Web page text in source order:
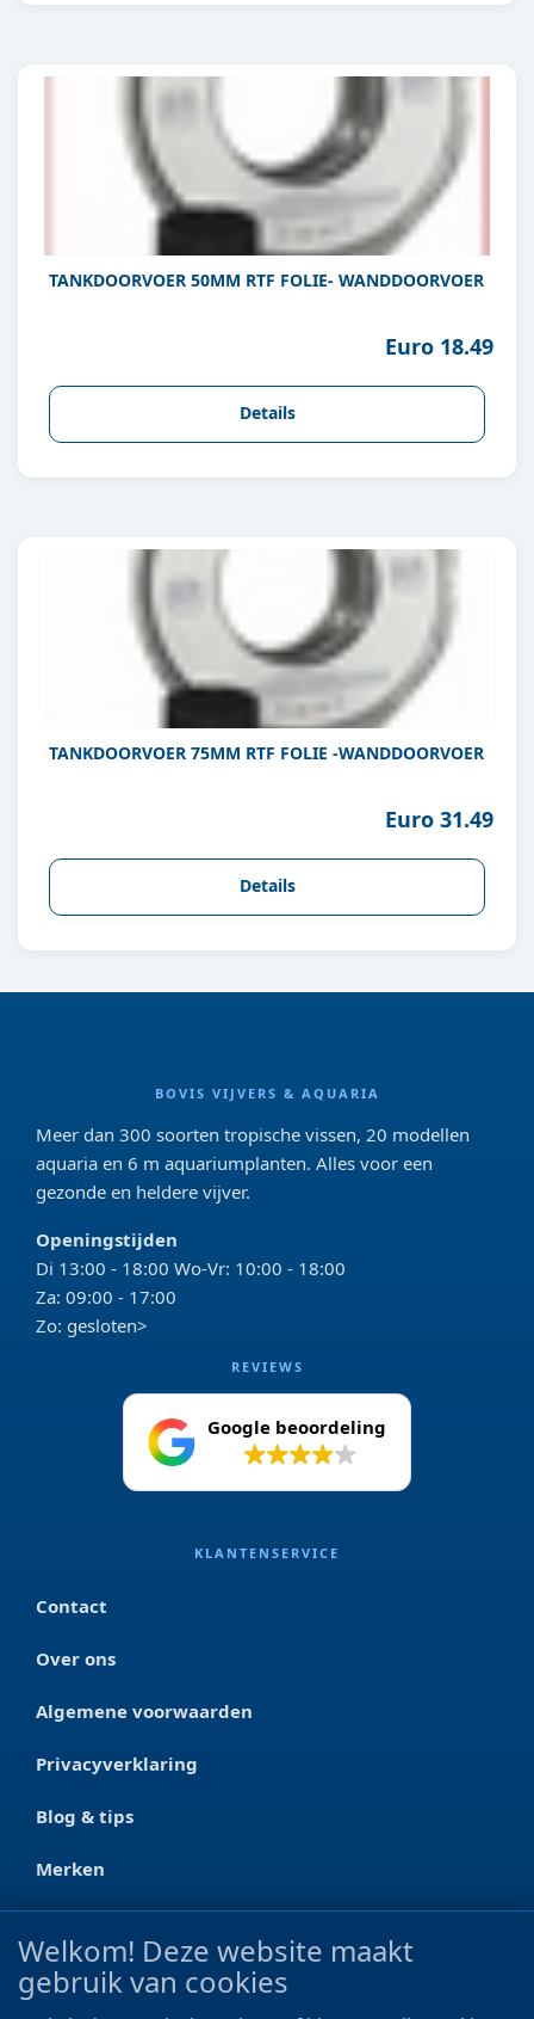
TANKDOORVOER 50MM RTF FOLIE- WANDDOORVOER
Euro 18.49
Details
TANKDOORVOER 75MM RTF FOLIE -WANDDOORVOER
Euro 31.49
Details
BOVIS VIJVERS & AQUARIA
Meer dan 300 soorten tropische vissen, 20 modellen
aquaria en 6 m aquariumplanten. Alles voor een
gezonde en heldere vijver.
Openingstijden
Di 13:00 - 18:00 Wo-Vr: 10:00 - 18:00
Za: 09:00 - 17:00
Zo: gesloten>
REVIEWS
Google beoordeling
KLANTENSERVICE
Contact
Over ons
Algemene voorwaarden
Privacyverklaring
Blog & tips
Merken
CONTACT
Ootmarsumseweg 125a
Welkom! Deze website maakt
gebruik van cookies